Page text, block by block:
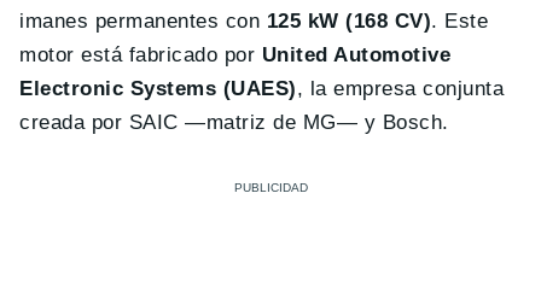
imanes permanentes con 125 kW (168 CV). Este
motor está fabricado por United Automotive
Electronic Systems (UAES), la empresa conjunta
creada por SAIC —matriz de MG— y Bosch.